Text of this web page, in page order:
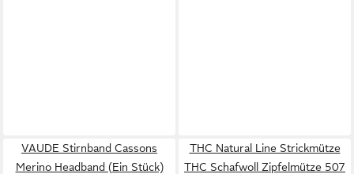
VAUDE Stirnband Cassons
Merino Headband (Ein Stück)
THC Natural Line Strickmütze
THC Schafwoll Zipfelmütze 507